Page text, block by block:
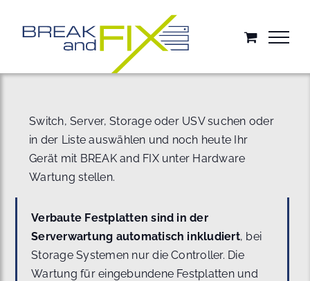
springen
Switch, Server, Storage oder USV suchen oder
in der Liste auswählen und noch heute Ihr
Gerät mit BREAK and FIX unter Hardware
Wartung stellen.
Verbaute Festplatten sind in der
Serverwartung automatisch inkludiert, bei
Storage Systemen nur die Controller. Die
Wartung für eingebundene Festplatten und